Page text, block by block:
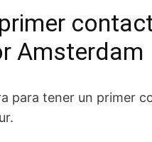
Amsterdam
para tener un primer